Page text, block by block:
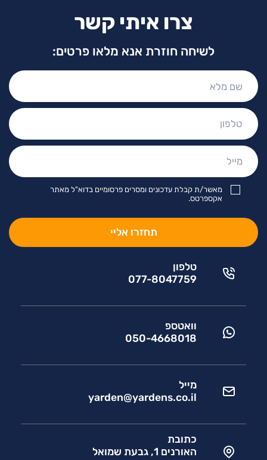
צרו איתי קשר
לשיחה חוזרת אנא מלאו פרטים:
שם
מלא:
טלפון:
מייל:
מאשר/ת קבלת עדכונים ומסרים פרסומיים בדוא"ל מאתר
אקספרטס.
טלפון
077-8047759
וואטספ
050-4668018
מייל
yarden@yardens.co.il
כתובת
האורנים 1, גבעת שמואל